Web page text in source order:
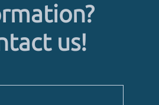
us!